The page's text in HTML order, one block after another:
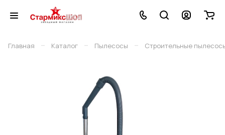
Главная – Каталог – Пылесосы – Строительные